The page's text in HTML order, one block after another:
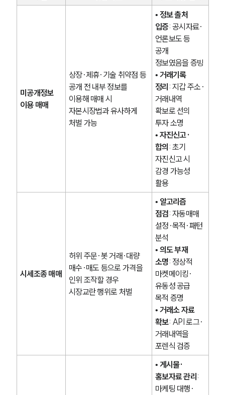
미공개정보
이용 매매
상장·제휴·기술 취약점 등
공개 전 내부 정보를
이용해 매매 시
자본시장법과 유사하게
처벌 가능
• 정보 출처
입증: 공시자료·
언론보도 등
공개
정보였음을 증빙
• 거래기록
정리 : 지갑 주소·
거래내역
확보로 선의
투자 소명
• 자진신고·
합의 : 초기
자진신고 시
감경 가능성
활용
시세조종 매매
허위 주문·봇 거래·대량
매수·매도 등으로 가격을
인위 조작할 경우
시장교란 행위로 처벌
• 알고리즘
점검: 자동매매
설정·목적·패턴
분석
• 의도 부재
소명: 정상적
마켓메이킹·
유동성 공급
목적 증명
• 거래소 자료
확보: API 로그·
거래내역을
포렌식 검증
• 게시물·
홍보자료 관리 :
마케팅 대행·